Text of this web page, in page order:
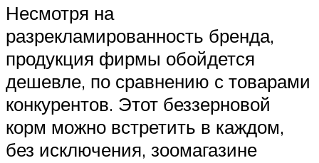
Несмотря на
разрекламированность бренда,
продукция фирмы обойдется
дешевле, по сравнению с товарами
конкурентов. Этот беззерновой
корм можно встретить в каждом,
без исключения, зоомагазине